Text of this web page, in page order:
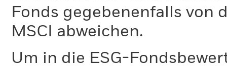
Fonds gegebenenfalls von
MSCI abweichen.
Um in die ESG-